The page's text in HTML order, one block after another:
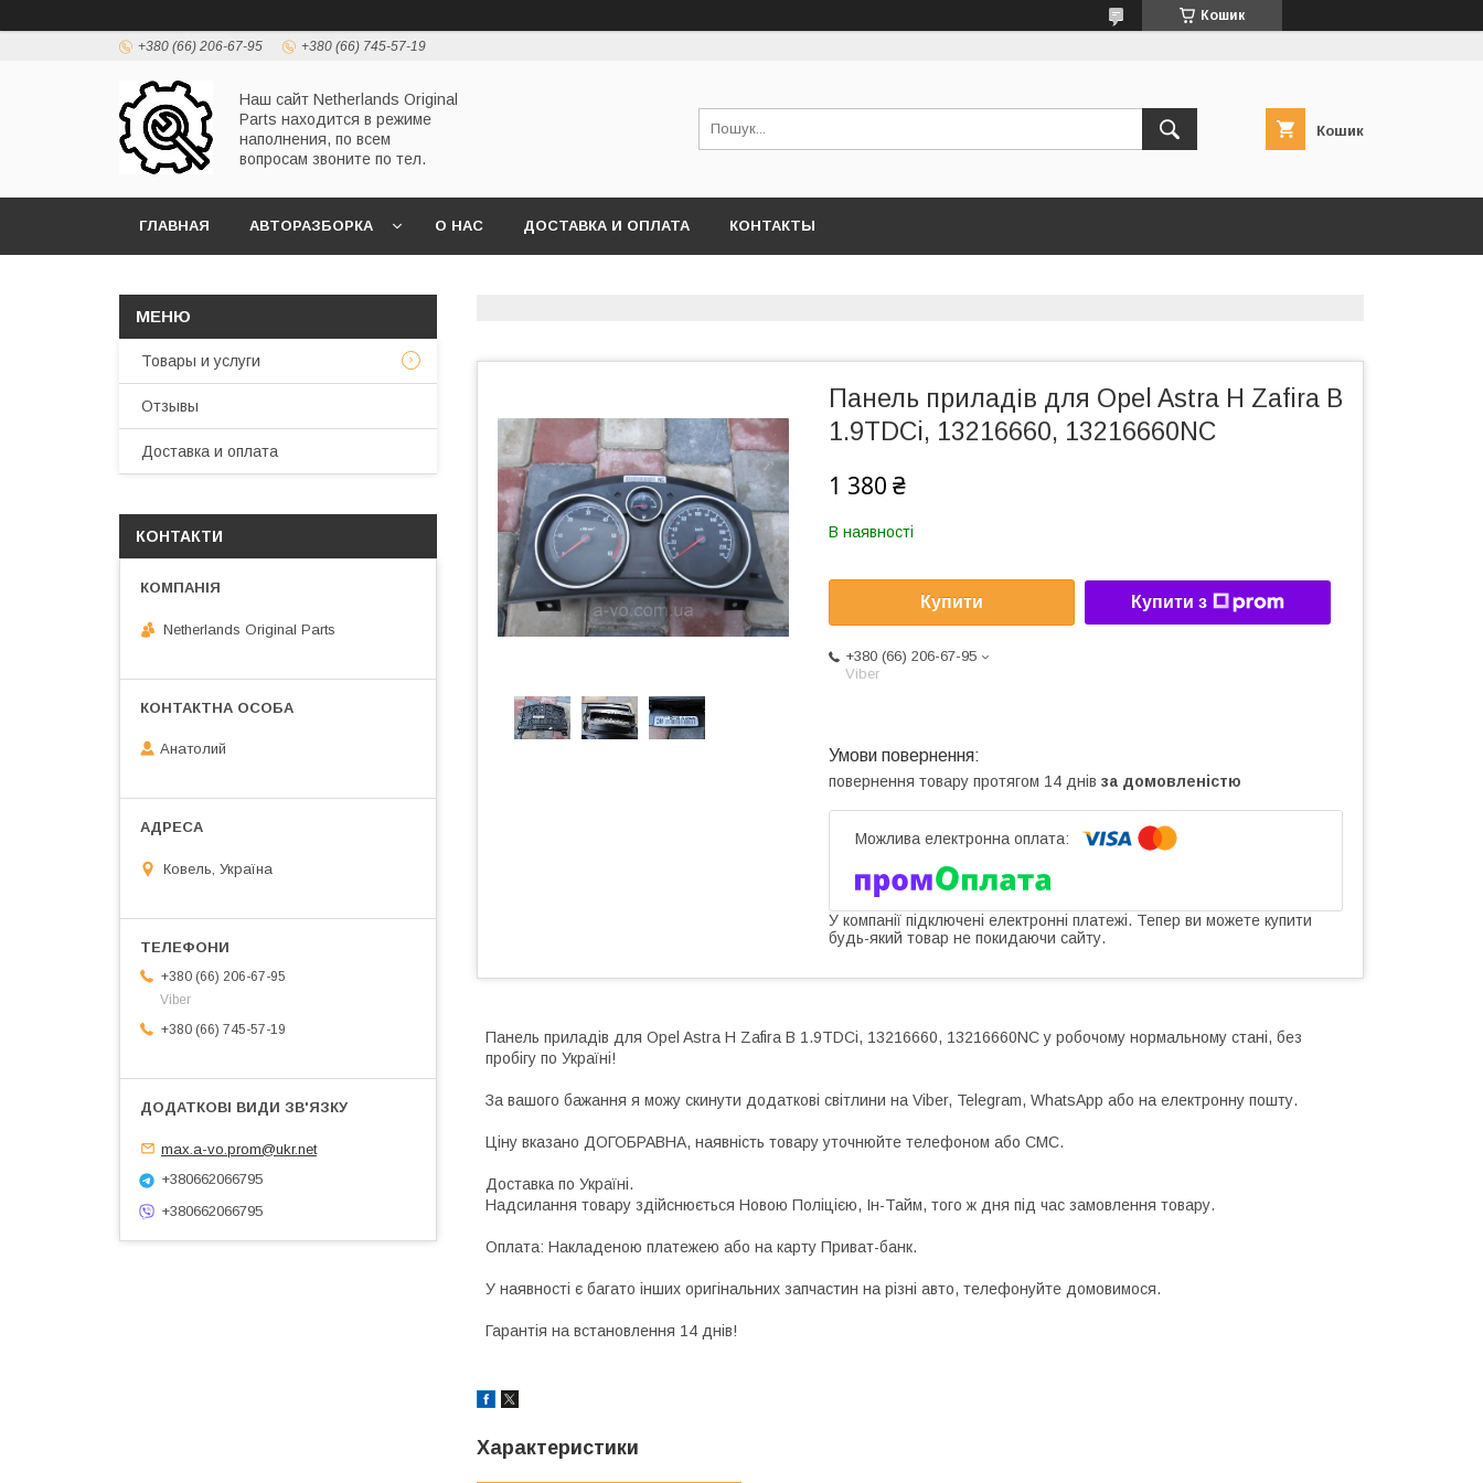
Кошик
+380 (66) 206-67-95 +380 (66) 745-57-19
Наш сайт Netherlands Original
Parts находится в режиме
наполнения, по всем
вопросам звоните по тел.
Кошик
ГЛАВНАЯ АВТОРАЗБОРКА О НАС ДОСТАВКА И ОПЛАТА КОНТАКТЫ
Панель приладів для Opel Astra H Zafira B
1.9TDCi, 13216660, 13216660NC
1 380 ₴
В наявності
Купити Купити з
+380 (66) 206-67-95
Viber
повернення товару протягом 14 днів за домовленістю
У компанії підключені електронні платежі. Тепер ви можете купити
будь-який товар не покидаючи сайту.
Панель приладів для Opel Astra H Zafira B 1.9TDCi, 13216660, 13216660NC у робочому нормальному стані, без
пробігу по Україні!
За вашого бажання я можу скинути додаткові світлини на Viber, Telegram, WhatsApp або на електронну пошту.
Ціну вказано ДОГОБРАВНА, наявність товару уточнюйте телефоном або СМС.
Доставка по Україні.
Надсилання товару здійснюється Новою Поліцією, Ін-Тайм, того ж дня під час замовлення товару.
Оплата: Накладеною платежею або на карту Приват-банк.
У наявності є багато інших оригінальних запчастин на різні авто, телефонуйте домовимося.
Гарантія на встановлення 14 днів!
Характеристики
Товары и услуги
Отзывы
Доставка и оплата
КОНТАКТИ
Netherlands Original Parts
Анатолий
Ковель, Україна
+380 (66) 206-67-95
Viber
+380 (66) 745-57-19
max.a-vo.prom@ukr.net
+380662066795
+380662066795